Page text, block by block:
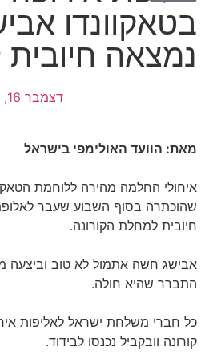
בטאקוונדו
נמצאה חיובית
דצמבר 16, 2020
מאת: הוועד האולימפי בישראל
איחולי החלמה מהירה ללוחמת
שהוכתרה בסוף השבוע שעבר
חיובית למחלת הקורונה.
אבישג חשה אתמול לא טוב וביצעה
התברר שהיא חולה.
כל חברי משלחת ישראל לאליפות
קורונה וובקביל נכנסו לבידוד.